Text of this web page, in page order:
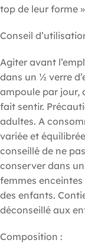
top de leur forme
Conseil
Agiter avant
dans un ½ verre
ampoule par jour,
fait sentir.
adultes. A
variée et
conseillé de ne
conserver dans
femmes
des enfants.
déconseillé aux
Composition :